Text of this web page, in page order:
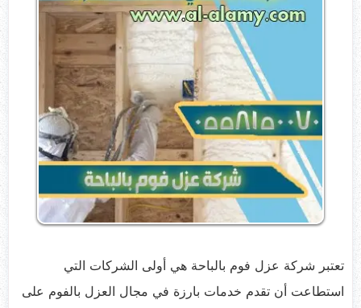
تعتبر شركة عزل فوم بالباحة هي أولى الشركات التي
استطاعت أن تقدم خدمات بارزة في مجال العزل بالفوم على